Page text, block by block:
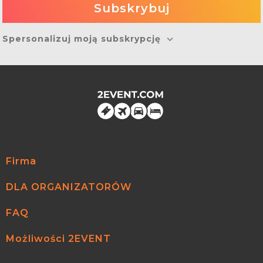
Spersonalizuj moją subskrypcję
Firma
DLA ORGANIZATORÓW
FAQ
Możliwości 2EVENT